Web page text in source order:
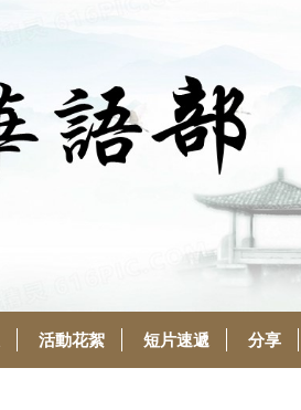
活動花絮 短片速遞 分享